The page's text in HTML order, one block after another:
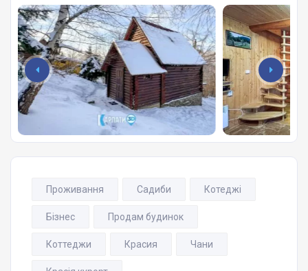
Проживання Садиби Котеджі
Бізнес Продам будинок
Коттеджи Красия Чани